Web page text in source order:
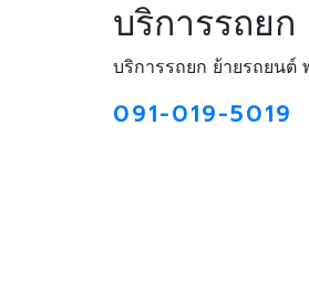
บริการรถยก
บริการรถยก ย้ายรถยนต์
091-019-5019